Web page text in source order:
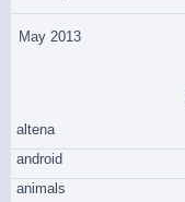
May 2013
altena
android
animals